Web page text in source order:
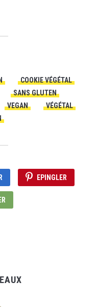
COOKIE VÉGÉTAL
SANS GLUTEN
VEGAN
VÉGÉTAL
EPINGLER